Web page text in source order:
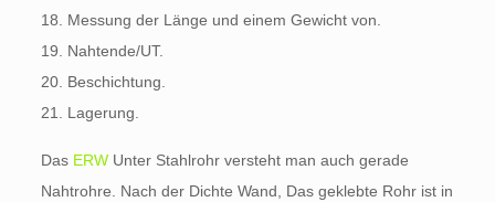
18. Messung der Länge und einem Gewicht von.
19. Nahtende/UT.
20. Beschichtung.
21. Lagerung.
Das ERWUnter Stahlrohr versteht man auch gerade
Nahtrohre. Nach der Dichte Wand, Das geklebte Rohr ist in